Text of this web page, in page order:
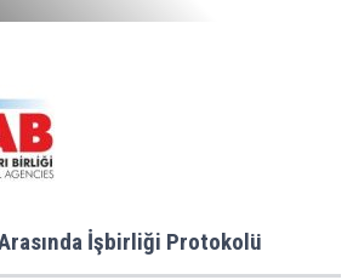
Arasında İşbirliği Protokolü